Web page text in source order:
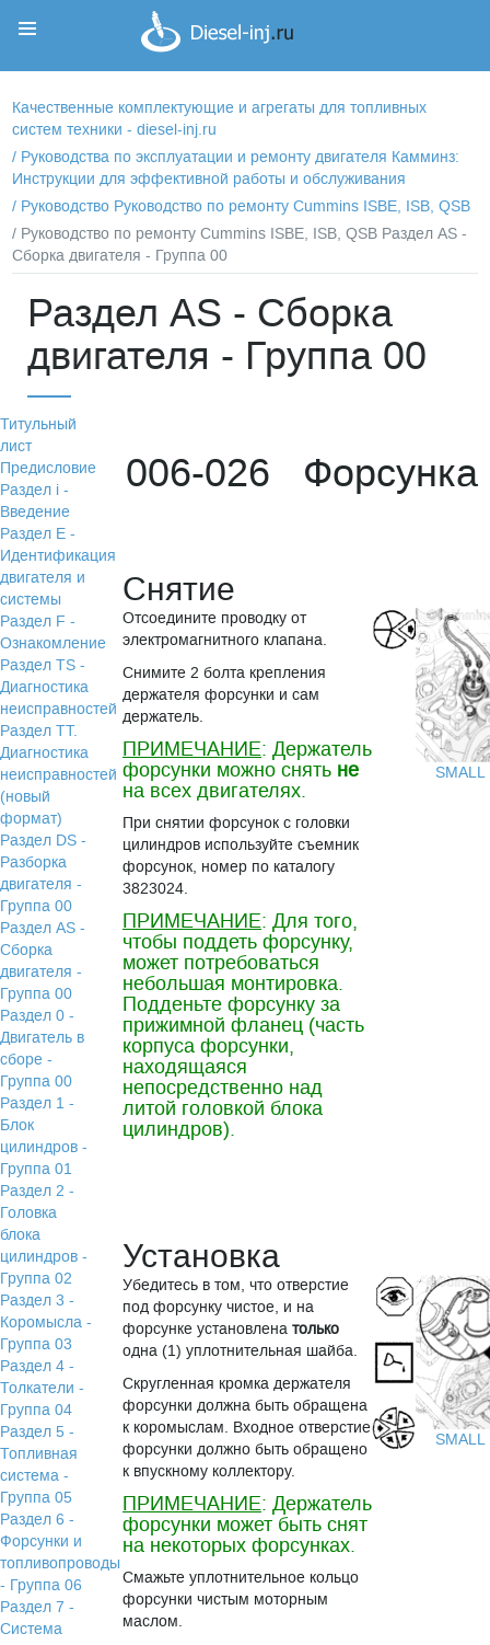
Качественные комплектующие и агрегаты для топливных
систем техники - diesel-inj.ru
/ Руководства по эксплуатации и ремонту двигателя Камминз:
Инструкции для эффективной работы и обслуживания
/ Руководство Руководство по ремонту Cummins ISBE, ISB, QSB
/ Руководство по ремонту Cummins ISBE, ISB, QSB Раздел АS -
Сборка двигателя - Группа 00
Раздел АS - Сборка
двигателя - Группа 00
Титульный
лист
Предисловие
Раздел i -
Введение
Раздел Е -
Идентификация
двигателя и
системы
Раздел F -
Ознакомление
Раздел TS -
Диагностика
неисправностей
Раздел TТ.
Диагностика
неисправностей
(новый
формат)
Раздел DS -
Разборка
двигателя -
Группа 00
Раздел АS -
Сборка
двигателя -
Группа 00
Раздел 0 -
Двигатель в
сборе -
Группа 00
Раздел 1 -
Блок
цилиндров -
Группа 01
Раздел 2 -
Головка
блока
цилиндров -
Группа 02
Раздел 3 -
Коромысла -
Группа 03
Раздел 4 -
Толкатели -
Группа 04
Раздел 5 -
Топливная
система -
Группа 05
Раздел 6 -
Форсунки и
топливопроводы
- Группа 06
Раздел 7 -
Система
006-026 Форсунка
Снятие
Отсоедините проводку от
электромагнитного клапана.
Снимите 2 болта крепления
держателя форсунки и сам
держатель.
ПРИМЕЧАНИЕ: Держатель
форсунки можно снять не
на всех двигателях.
При снятии форсунок с головки
цилиндров используйте съемник
форсунок, номер по каталогу
3823024.
ПРИМЕЧАНИЕ: Для того,
чтобы поддеть форсунку,
может потребоваться
небольшая монтировка.
Подденьте форсунку за
прижимной фланец (часть
корпуса форсунки,
находящаяся
непосредственно над
литой головкой блока
цилиндров).
SMALL
Установка
Убедитесь в том, что отверстие
под форсунку чистое, и на
форсунке установленатолько
одна (1) уплотнительная шайба.
Скругленная кромка держателя
форсунки должна быть обращена
к коромыслам. Входное отверстие
форсунки должно быть обращено
к впускному коллектору.
ПРИМЕЧАНИЕ: Держатель
форсунки может быть снят
на некоторых форсунках.
Смажьте уплотнительное кольцо
форсунки чистым моторным
маслом.
SMALL